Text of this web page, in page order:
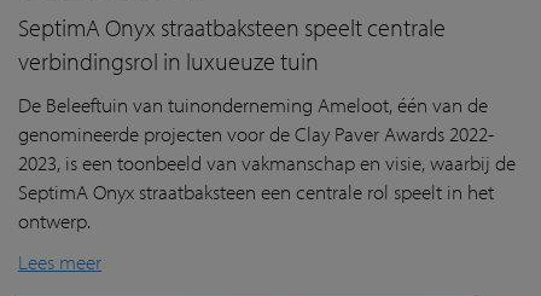
SeptimA Onyx straatbaksteen speelt centrale
verbindingsrol in luxueuze tuin
De Beleeftuin van tuinonderneming Ameloot, één van de
genomineerde projecten voor de Clay Paver Awards 2022-
2023, is een toonbeeld van vakmanschap en visie, waarbij de
SeptimA Onyx straatbaksteen een centrale rol speelt in het
ontwerp.
Lees meer